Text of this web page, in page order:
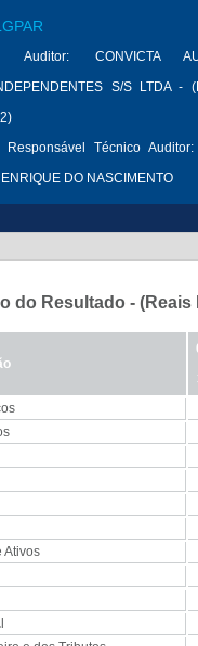
Auditor:
CONVICTA
S/S LTDA -
Responsável Técnico Auditor:
DO NASCIMENTO